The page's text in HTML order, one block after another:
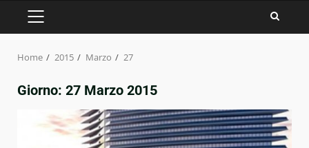
PRIMARY
MENU
Home 2015 Marzo 27
Giorno: 27 Marzo 2015